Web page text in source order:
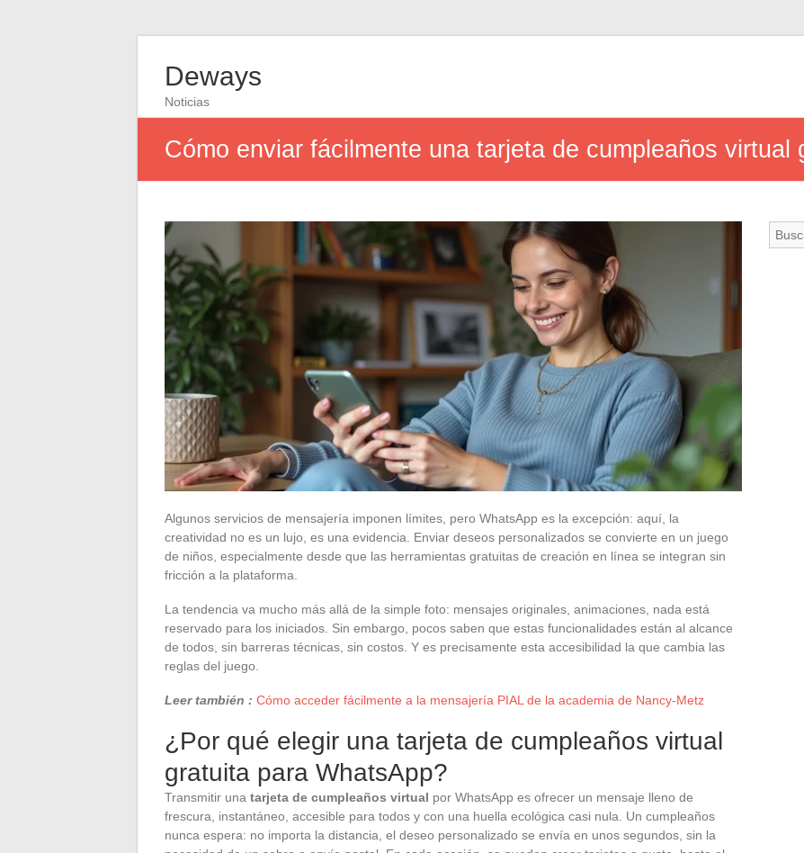
Deways
Noticias
Cómo enviar fácilmente una tarjeta de cumpleaños virtual
Algunos servicios de mensajería imponen límites, pero WhatsApp es la excepción: aquí, la
creatividad no es un lujo, es una evidencia. Enviar deseos personalizados se convierte en un juego
de niños, especialmente desde que las herramientas gratuitas de creación en línea se integran sin
fricción a la plataforma.
La tendencia va mucho más allá de la simple foto: mensajes originales, animaciones, nada está
reservado para los iniciados. Sin embargo, pocos saben que estas funcionalidades están al alcance
de todos, sin barreras técnicas, sin costos. Y es precisamente esta accesibilidad la que cambia las
reglas del juego.
Leer también : Cómo acceder fácilmente a la mensajería PIAL de la academia de Nancy-Metz
¿Por qué elegir una tarjeta de cumpleaños virtual
gratuita para WhatsApp?
Transmitir una tarjeta de cumpleaños virtual por WhatsApp es ofrecer un mensaje lleno de
frescura, instantáneo, accesible para todos y con una huella ecológica casi nula. Un cumpleaños
nunca espera: no importa la distancia, el deseo personalizado se envía en unos segundos, sin la